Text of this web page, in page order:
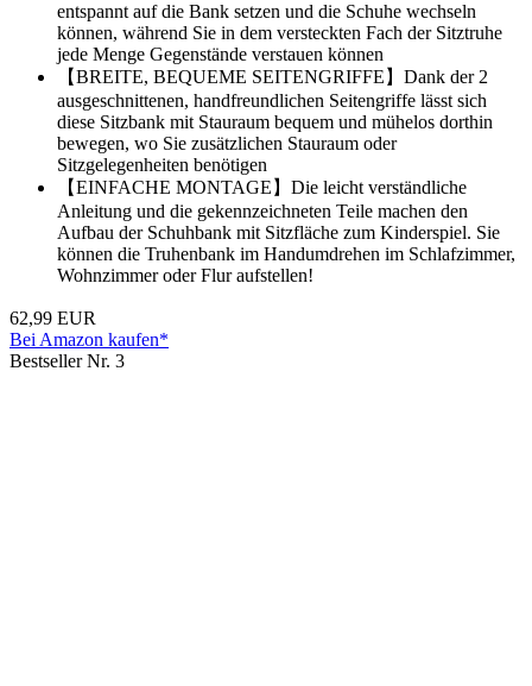
entspannt auf die Bank setzen und die Schuhe wechseln
können, während Sie in dem versteckten Fach der Sitztruhe
jede Menge Gegenstände verstauen können
【BREITE, BEQUEME SEITENGRIFFE】Dank der 2
ausgeschnittenen, handfreundlichen Seitengriffe lässt sich
diese Sitzbank mit Stauraum bequem und mühelos dorthin
bewegen, wo Sie zusätzlichen Stauraum oder
Sitzgelegenheiten benötigen
【EINFACHE MONTAGE】Die leicht verständliche
Anleitung und die gekennzeichneten Teile machen den
Aufbau der Schuhbank mit Sitzfläche zum Kinderspiel. Sie
können die Truhenbank im Handumdrehen im Schlafzimmer,
Wohnzimmer oder Flur aufstellen!
62,99 EUR
Bei Amazon kaufen*
Bestseller Nr. 3